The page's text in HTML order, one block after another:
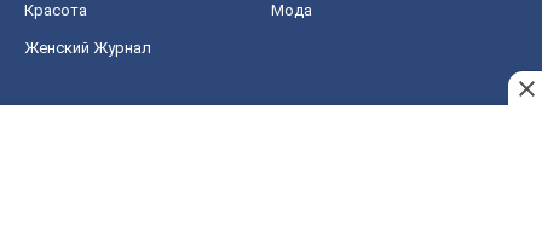
Красота Мода
Женский Журнал